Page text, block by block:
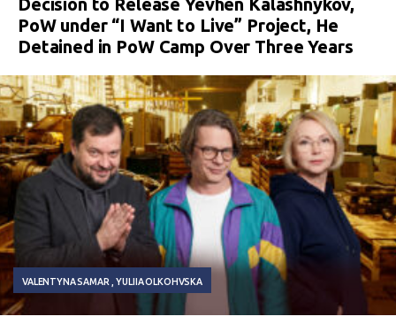
PoW under “I Want to Live” Project, He
Detained in PoW Camp Over Three Years
VALENTYNA SAMAR YULIIA OLKOHVSKA